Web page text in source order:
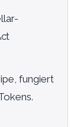
fungiert